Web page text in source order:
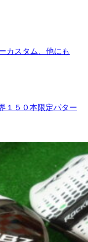
カスタム、他にも
１５０本限定パター